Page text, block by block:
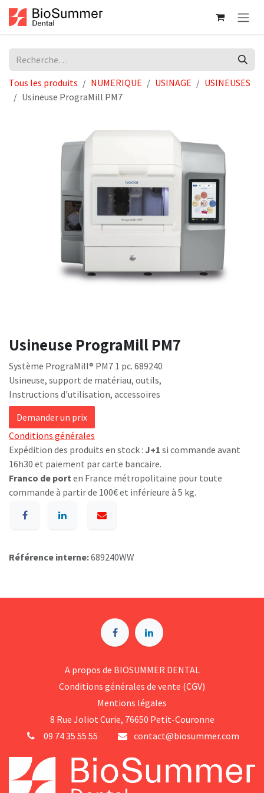
Se rendre au contenu
Tous les produits NUMERIQUE USINAGE
USINEUSES
Usineuse PrograMill PM7
Usineuse PrograMill PM7
Système PrograMill® PM7 1 pc. 689240
Usineuse, support de matériau, outils,
Instructions d'utilisation, accessoires
Demander un prix
Conditions générales
Expédition des produits en stock : J+1 si commande avant
16h30 et paiement par carte bancaire.
Franco de port en France métropolitaine pour toute
commande à partir de 100€ et inférieure à 5 kg.
Référence interne:689240WW
A p​ropos de BIOSUMMER DENTAL
Conditions générales d​e vente (CGV)
Mentions légales
8 Rue Jol​iot Curie, 76650 Petit-Couronne
09 74 35 55 55
contact@biosummer.com